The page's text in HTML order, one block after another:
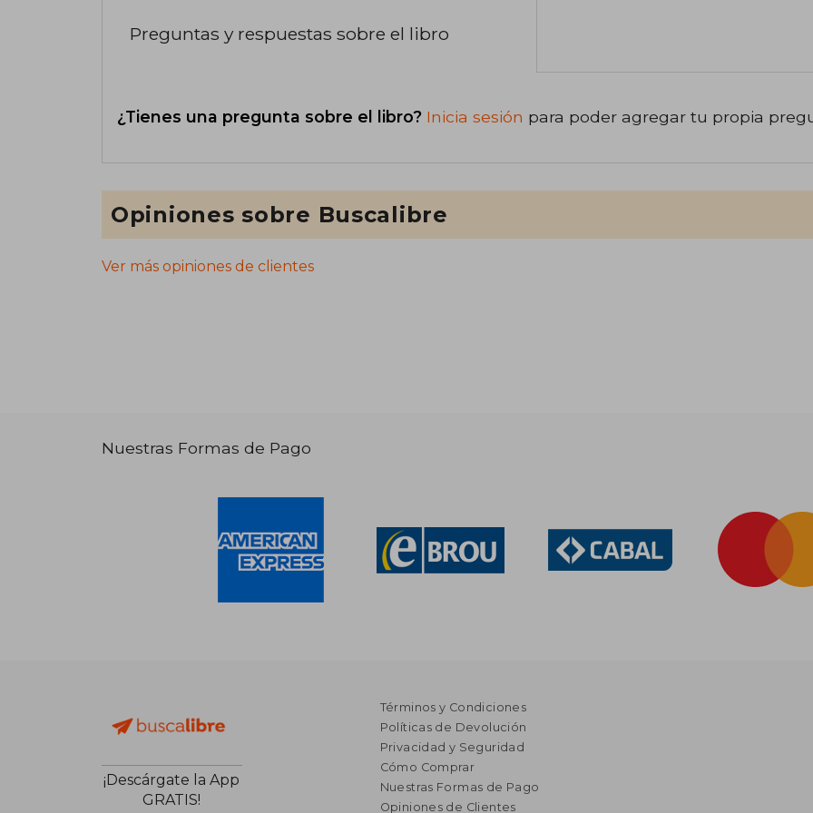
Preguntas y respuestas sobre el libro
¿Tienes una pregunta sobre el libro? Inicia sesión para poder agregar tu propia
Opiniones sobre Buscalibre
Ver más opiniones de clientes
Nuestras Formas de Pago
¡Descárgate la App
GRATIS!
Términos y Condiciones
Políticas de Devolución
Privacidad y Seguridad
Cómo Comprar
Nuestras Formas de Pago
Opiniones de Clientes